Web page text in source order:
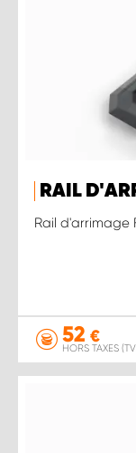
RAIL
Rail d'arrimage
52 €
HORS TAXES